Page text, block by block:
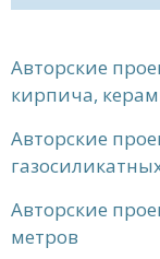
Авторские
кирпича,
Авторские
Авторские
метров